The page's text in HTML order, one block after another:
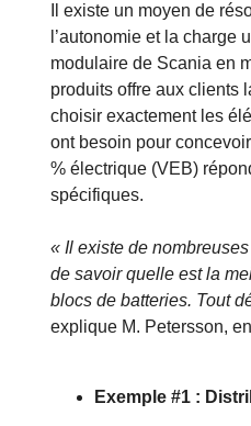
Il existe un moyen de
l’autonomie et la charge
modulaire de Scania en
produits offre aux clients
choisir exactement les
ont besoin pour
% électrique (VEB)
spécifiques.
« Il existe de
de savoir quelle est la
blocs de batteries. Tout
explique M. Petersson,
Exemple #1 :